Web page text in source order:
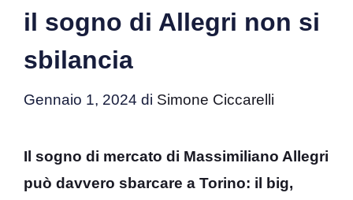
il sogno di Allegri non si
sbilancia
Gennaio 1, 2024 di Simone Ciccarelli
Il sogno di mercato di Massimiliano Allegri
può davvero sbarcare a Torino: il big,